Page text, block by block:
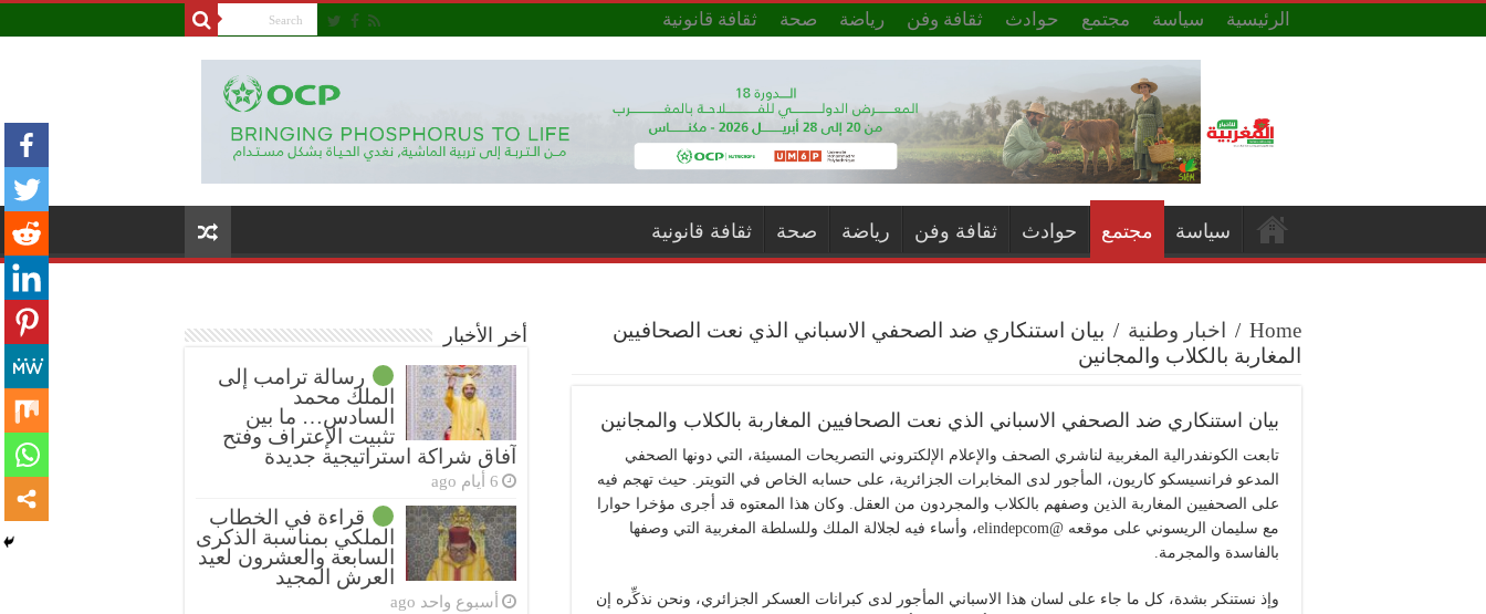
الرئيسية سياسة مجتمع حوادث ثقافة وفن رياضة صحة ثقافة قانونية
سياسة مجتمع حوادث ثقافة وفن رياضة صحة ثقافة قانونية
Home
/ اخبار وطنية / بيان استنكاري ضد الصحفي الاسباني الذي نعت الصحافيين
المغاربة بالكلاب والمجانين
بيان استنكاري ضد الصحفي الاسباني الذي نعت الصحافيين المغاربة بالكلاب والمجانين
تابعت الكونفدرالية المغربية لناشري الصحف والإعلام الإلكتروني التصريحات المسيئة، التي دونها الصحفي
المدعو فرانسيسكو كاريون، المأجور لدى المخابرات الجزائرية، على حسابه الخاص في التويتر. حيث تهجم فيه
على الصحفيين المغاربة الذين وصفهم بالكلاب والمجردون من العقل. وكان هذا المعتوه قد أجرى مؤخرا حوارا
مع سليمان الريسوني على موقعه @elindepcom، وأساء فيه لجلالة الملك وللسلطة المغربية التي وصفها
بالفاسدة والمجرمة.
وإذ نستنكر بشدة، كل ما جاء على لسان هذا الاسباني المأجور لدى كبرانات العسكر الجزائري، ونحن نذكِّره إن
أخر الأخبار
رسالة ترامب إلى
الملك محمد
السادس… ما بين
تثبيت الإعتراف وفتح
آفاق شراكة استراتيجية جديدة
6 أيام ago
قراءة في الخطاب
الملكي بمناسبة الذكرى
السابعة والعشرون لعيد
العرش المجيد
أسبوع واحد ago